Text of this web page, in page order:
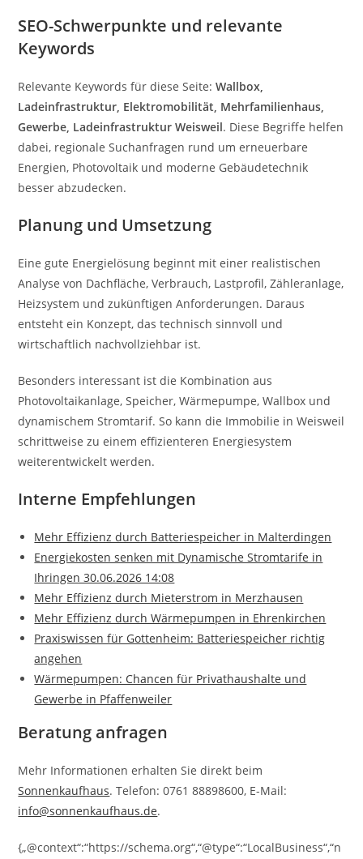
SEO-Schwerpunkte und relevante
Keywords
Relevante Keywords für diese Seite:Wallbox,
Ladeinfrastruktur, Elektromobilität, Mehrfamilienhaus,
Gewerbe, Ladeinfrastruktur Weisweil. Diese Begriffe helfen
dabei, regionale Suchanfragen rund um erneuerbare
Energien, Photovoltaik und moderne Gebäudetechnik
besser abzudecken.
Planung und Umsetzung
Eine gute Energielösung beginnt mit einer realistischen
Analyse von Dachfläche, Verbrauch, Lastprofil, Zähleranlage,
Heizsystem und zukünftigen Anforderungen. Daraus
entsteht ein Konzept, das technisch sinnvoll und
wirtschaftlich nachvollziehbar ist.
Besonders interessant ist die Kombination aus
Photovoltaikanlage, Speicher, Wärmepumpe, Wallbox und
dynamischem Stromtarif. So kann die Immobilie in Weisweil
schrittweise zu einem effizienteren Energiesystem
weiterentwickelt werden.
Interne Empfehlungen
Mehr Effizienz durch Batteriespeicher in Malterdingen
Energiekosten senken mit Dynamische Stromtarife in
Ihringen 30.06.2026 14:08
Mehr Effizienz durch Mieterstrom in Merzhausen
Mehr Effizienz durch Wärmepumpen in Ehrenkirchen
Praxiswissen für Gottenheim: Batteriespeicher richtig
angehen
Wärmepumpen: Chancen für Privathaushalte und
Gewerbe in Pfaffenweiler
Beratung anfragen
Mehr Informationen erhalten Sie direkt beim
Sonnenkaufhaus. Telefon: 0761 88898600, E-Mail:
info@sonnenkaufhaus.de.
{„@context“:“https://schema.org“,“@type“:“LocalBusiness“,“n